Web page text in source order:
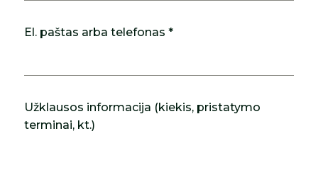
El. paštas arba telefonas *
Užklausos informacija (kiekis, pristatymo
terminai, kt.)